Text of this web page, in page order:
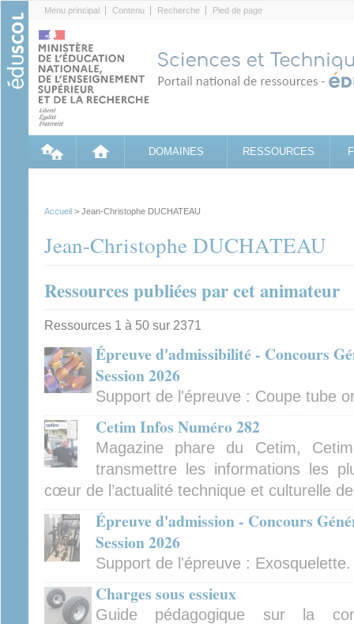
Menu principal Contenu Recherche Pied de page
DOMAINES RESSOURCES
Accueil > Jean-Christophe DUCHATEAU
Jean-Christophe DUCHATEAU
Ressources publiées par cet animateur
Ressources 1 à 50 sur 2371
Épreuve d'admissibilité - Concours
Session 2026
Support de l'épreuve : Coupe tube
Cetim Infos Numéro 282
Magazine phare du Cetim,
transmettre les informations les
cœur de l’actualité technique et culturelle
Épreuve d'admission - Concours
Session 2026
Support de l'épreuve : Exosquelette.
Charges sous essieux
Guide pédagogique sur la